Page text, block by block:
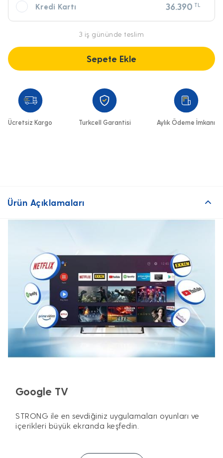
Kredi Kartı 36.390 TL
3 iş gününde teslim
Sepete Ekle
Ücretsiz Kargo Turkcell Garantisi Aylık Ödeme İmkanı
Ürün Açıklamaları
Google TV
STRONG ile en sevdiğiniz uygulamaları oyunları ve
içerikleri büyük ekranda keşfedin.